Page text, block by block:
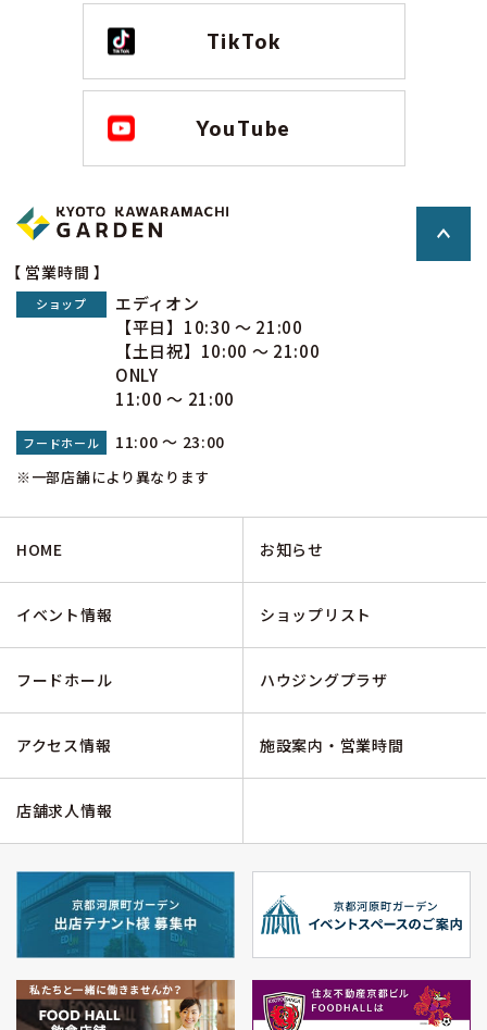
TikTok
YouTube
【 営業時間 】
ショップ
エディオン
【平日】10:30 ～ 21:00
【土日祝】10:00 ～ 21:00
ONLY
11:00 ～ 21:00
フードホール 11:00 ～ 23:00
※一部店舗により異なります
HOME お知らせ
イベント情報 ショップリスト
フードホール ハウジングプラザ
アクセス情報 施設案内・営業時間
店舗求人情報